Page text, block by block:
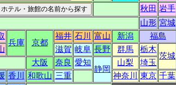
秋田 岩手
山形 宮城
兵庫 京都
福井 石川 富山 新潟
福島
滋賀 岐阜 長野 群馬 栃木
茨城
大阪 奈良 愛知
静岡
山梨
埼玉
香川 和歌山 三重 神奈川 東京 千葉